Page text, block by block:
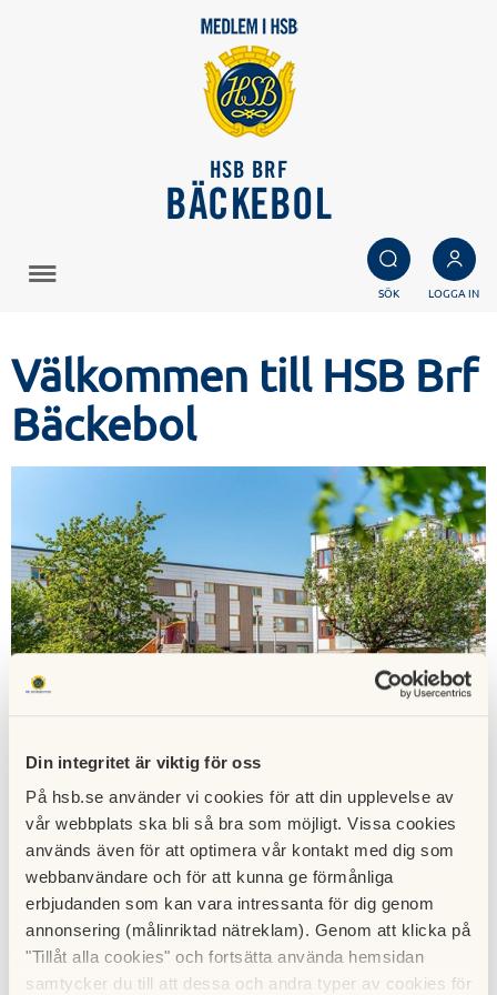
Din integritet är viktig för oss
På hsb.se använder vi cookies för att din upplevelse av
vår webbplats ska bli så bra som möjligt. Vissa cookies
används även för att optimera vår kontakt med dig som
webbanvändare och för att kunna ge förmånliga
erbjudanden som kan vara intressanta för dig genom
annonsering (målinriktad nätreklam). Genom att klicka på
"Tillåt alla cookies" och fortsätta använda hemsidan
samtycker du till att dessa och andra typer av cookies för
HSB BRF
BÄCKEBOL
SÖK LOGGA IN
Välkommen till HSB Brf
Bäckebol
Vårt område byggdes 1972-1974 och består av ett antal
olika hustyper.
Det finns hus med och utan källare i olika våningshöjd och
ett antal hus av loftgångstyp.
I föreningen finns totalt 570 lägenheter i storlek mellan 1
r.o.k och 5 r.o.k.